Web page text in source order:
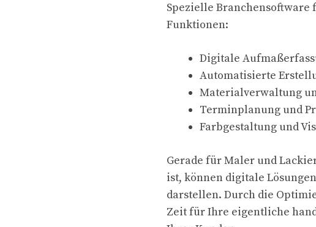
Spezielle
Funktionen:
Digitale
Automatisierte
Materialverwaltung
Terminplanung und
Farbgestaltung und
Gerade für Maler und
ist, können digitale
darstellen. Durch die
Zeit für Ihre eigentliche